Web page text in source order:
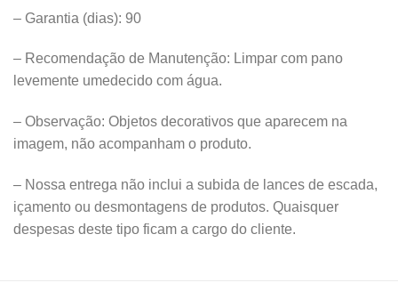
– Garantia (dias): 90
– Recomendação de Manutenção: Limpar com pano
levemente umedecido com água.
– Observação: Objetos decorativos que aparecem na
imagem, não acompanham o produto.
– Nossa entrega não inclui a subida de lances de escada,
içamento ou desmontagens de produtos. Quaisquer
despesas deste tipo ficam a cargo do cliente.